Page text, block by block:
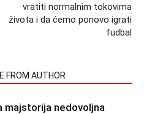
vratiti normalnim tokovima
života i da ćemo ponovo igrati
fudbal
FROM AUTHOR
majstorija nedovoljna